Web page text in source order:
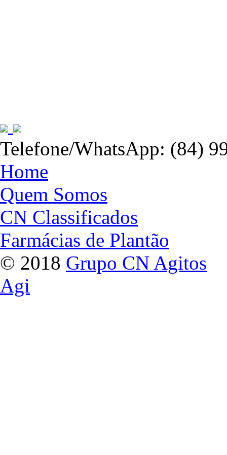
Telefone/WhatsApp: (84)
Home
Quem Somos
CN Classificados
Farmácias de Plantão
© 2018 Grupo CN Agitos
Agi